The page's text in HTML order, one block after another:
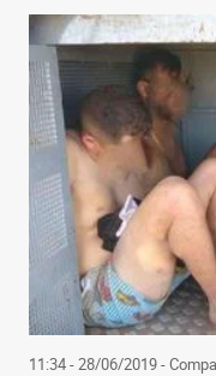
11:34 - 28/06/2019-